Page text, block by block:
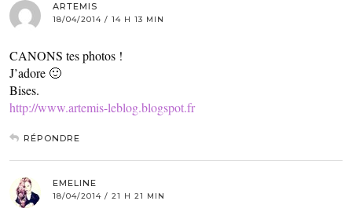
ARTEMIS
18/04/2014 / 14 H 13 MIN
CANONS tes photos !
J’adore 🙂
Bises.
http://www.artemis-leblog.blogspot.fr
RÉPONDRE
EMELINE
18/04/2014 / 21 H 21 MIN